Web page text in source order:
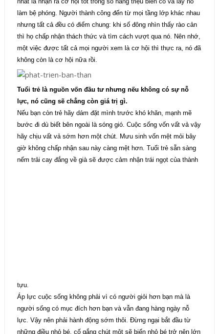
làm bệ phóng. Người thành công đến từ mọi tầng lớp khác nhau
nhưng tất cả đều có điểm chung: khi số đông nhìn thấy rào cản
thì họ chấp nhận thách thức và tìm cách vượt qua nó. Nên nhớ,
một việc được tất cả mọi người xem là cơ hội thì thực ra, nó đã
không còn là cơ hội nữa rồi.
Tuổi trẻ là nguồn vốn đầu tư nhưng nếu không có sự nỗ
lực, nó cũng sẽ chẳng còn giá trị gì.
Nếu bạn còn trẻ hãy dám đặt mình trước khó khăn, mạnh mẽ
bước đi dù biết bên ngoài là sóng gió. Cuộc sống vốn vất vả vậy
hãy chịu vất vả sớm hơn một chút. Mưu sinh vốn mệt mỏi bây
giờ không chấp nhận sau này càng mệt hơn. Tuổi trẻ sẵn sàng
nếm trải cay đắng về già sẽ được cảm nhận trái ngọt của thành
tựu.
Áp lực cuộc sống không phải vì có người giỏi hơn bạn mà là
người sống có mục đích hơn bạn và vẫn đang hàng ngày nỗ
lực. Vậy nên phải hành động sớm thôi. Đừng ngại bắt đầu từ
những điều nhỏ bé, cố gắng chút một sẽ biến nhỏ bé trở nên lớn